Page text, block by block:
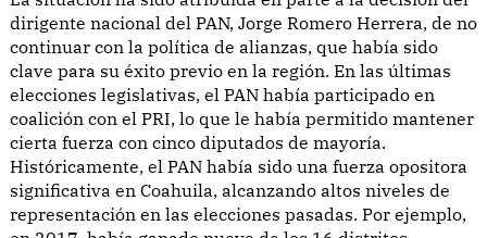
dirigente nacional del PAN, Jorge Romero Herrera, de no
continuar con la política de alianzas, que había sido
clave para su éxito previo en la región. En las últimas
elecciones legislativas, el PAN había participado en
coalición con el PRI, lo que le había permitido mantener
cierta fuerza con cinco diputados de mayoría.
Históricamente, el PAN había sido una fuerza opositora
significativa en Coahuila, alcanzando altos niveles de
representación en las elecciones pasadas. Por ejemplo,